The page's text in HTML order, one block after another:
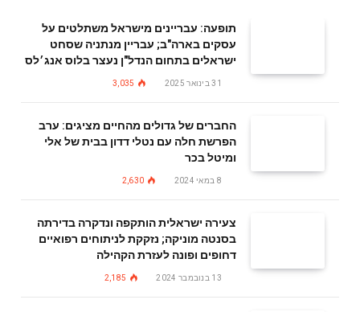
תופעה: עבריינים מישראל משתלטים על
עסקים בארה"ב; עבריין מנתניה שסחט
ישראלים בתחום הנדל"ן נעצר בלוס אנג׳לס
31 בינואר 2025 3,035
החברים של גדולים מהחיים מציגים: ערב
הפרשת חלה עם נטלי דדון בבית של אלי
ומיטל בכר
8 במאי 2024 2,630
צעירה ישראלית הותקפה ונדקרה בדירתה
בסנטה מוניקה; נזקקת לניתוחים רפואיים
דחופים ופונה לעזרת הקהילה
13 בנובמבר 2024 2,185